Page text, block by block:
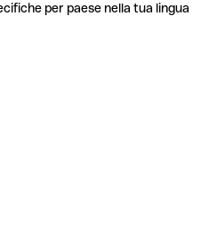
per paese nella tua lingua